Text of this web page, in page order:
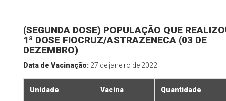
(SEGUNDA DOSE) POPULAÇÃO QUE
1ª DOSE FIOCRUZ/ASTRAZENECA (03 DE
DEZEMBRO)
Data de Vacinação: 27 de janeiro de 2022
Unidade Vacina Quantidade